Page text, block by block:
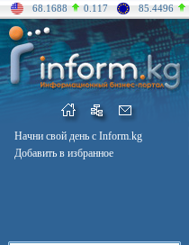
68.1688 0.117 85.4496
Начни свой день с Inform.kg
Добавить в избранное